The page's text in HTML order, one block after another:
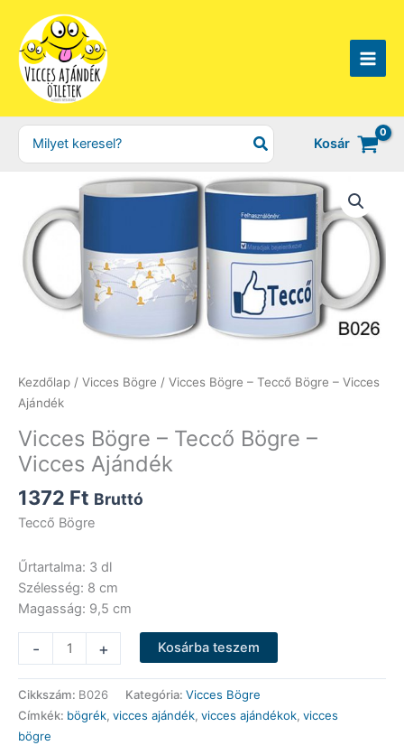
content
Search
for:
Kosár
Kezdőlap / Vicces Bögre / Vicces Bögre – Teccő Bögre – Vicces
Ajándék
Vicces Bögre – Teccő Bögre –
Vicces Ajándék
1372 Ft Bruttó
Teccő Bögre
Űrtartalma: 3 dl
Szélesség: 8 cm
Magasság: 9,5 cm
-
Bögre
-
Teccő
Bögre
-
+ Kosárba teszem
Cikkszám: B026 Kategória: Vicces Bögre
Címkék: bögrék, vicces ajándék, vicces ajándékok, vicces
bögre